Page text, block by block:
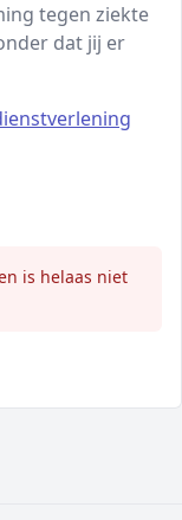
tegen ziekte
dat jij er
is helaas niet